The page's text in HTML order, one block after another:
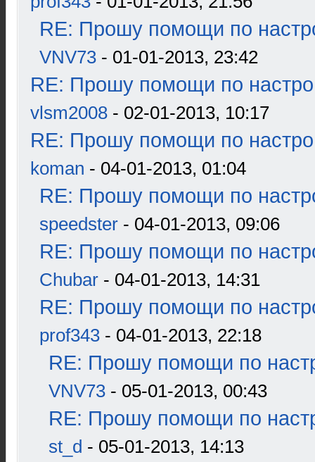
RE: Прошу помощи по
VNV73 - 01-01-2013, 23:42
RE: Прошу помощи по
vlsm2008 - 02-01-2013, 10:17
RE: Прошу помощи по
koman - 04-01-2013, 01:04
RE: Прошу помощи по
speedster - 04-01-2013, 09:06
RE: Прошу помощи по
Chubar - 04-01-2013, 14:31
RE: Прошу помощи по
prof343 - 04-01-2013, 22:18
RE: Прошу помощи по
VNV73 - 05-01-2013, 00:43
RE: Прошу помощи по
st_d - 05-01-2013, 14:13